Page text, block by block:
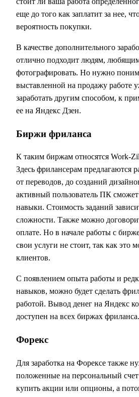
еще до того как заплатит за нее,
вероятность покупки.
В качестве дополнительного
отлично подходит людям,
фотографировать. Но нужно
выставленной на продажу работе
заработать другим способом, к
ее на Яндекс Дзен.
Биржи фриланса
К таким биржам относятся Work-
Здесь фрилансерам предлагаются
от переводов, до созданий
активный пользователь ПК
навыки. Стоимость заданий
сложности. Также можно
оплате. Но в начале работы с
свои услуги не стоит, так как это
клиентов.
С появлением опыта работы и
навыков, можно будет сделать
работой. Вывод денег на Яндекс
доступен на всех биржах фриланса.
Форекс
Для заработка на Форексе также
положенные на персональный
купить акции или опционы, а